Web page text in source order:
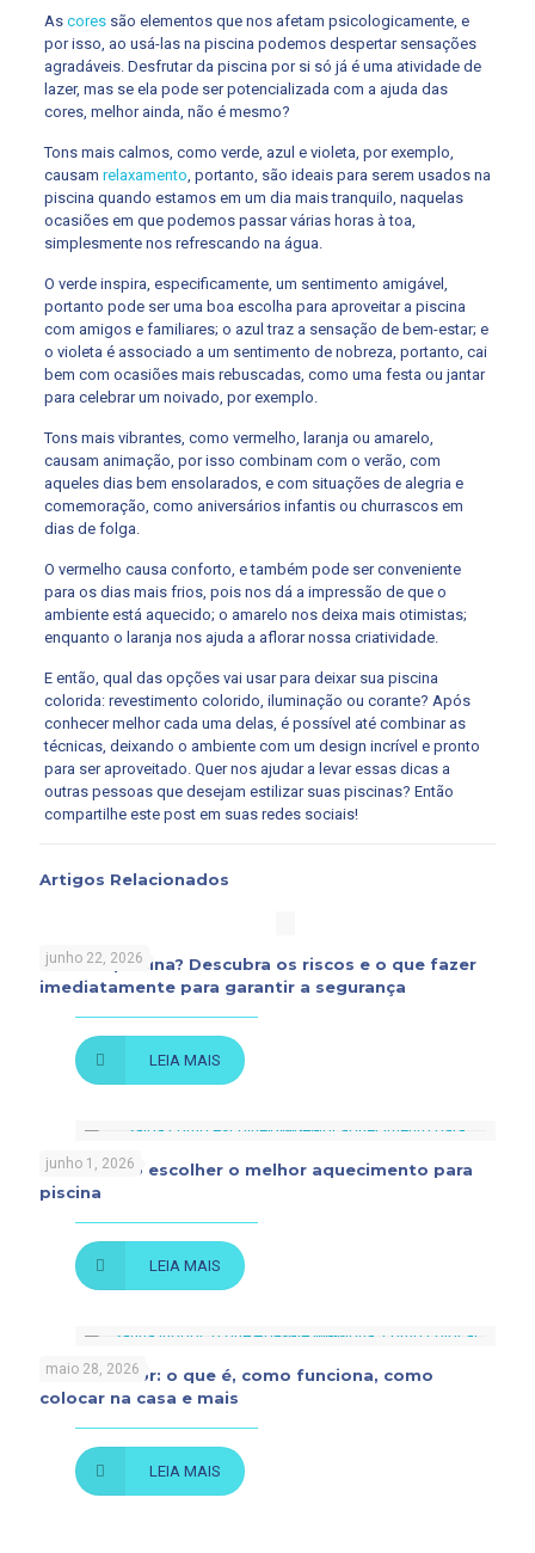
As coressão elementos que nos afetam psicologicamente, e
por isso, ao usá-las na piscina podemos despertar sensações
agradáveis. Desfrutar da piscina por si só já é uma atividade de
lazer, mas se ela pode ser potencializada com a ajuda das
cores, melhor ainda, não é mesmo?
Tons mais calmos, como verde, azul e violeta, por exemplo,
causam relaxamento, portanto, são ideais para serem usados na
piscina quando estamos em um dia mais tranquilo, naquelas
ocasiões em que podemos passar várias horas à toa,
simplesmente nos refrescando na água.
O verde inspira, especificamente, um sentimento amigável,
portanto pode ser uma boa escolha para aproveitar a piscina
com amigos e familiares; o azul traz a sensação de bem-estar; e
o violeta é associado a um sentimento de nobreza, portanto, cai
bem com ocasiões mais rebuscadas, como uma festa ou jantar
para celebrar um noivado, por exemplo.
Tons mais vibrantes, como vermelho, laranja ou amarelo,
causam animação, por isso combinam com o verão, com
aqueles dias bem ensolarados, e com situações de alegria e
comemoração, como aniversários infantis ou churrascos em
dias de folga.
O vermelho causa conforto, e também pode ser conveniente
para os dias mais frios, pois nos dá a impressão de que o
ambiente está aquecido; o amarelo nos deixa mais otimistas;
enquanto o laranja nos ajuda a aflorar nossa criatividade.
E então, qual das opções vai usar para deixar sua piscina
colorida: revestimento colorido, iluminação ou corante? Após
conhecer melhor cada uma delas, é possível até combinar as
técnicas, deixando o ambiente com um design incrível e pronto
para ser aproveitado. Quer nos ajudar a levar essas dicas a
outras pessoas que desejam estilizar suas piscinas? Então
compartilhe este post em suas redes sociais!
Artigos Relacionados
junho 22, 2026
Rato na piscina? Descubra os riscos e o que fazer
imediatamente para garantir a segurança
LEIA MAIS
junho 1, 2026
Saiba como escolher o melhor aquecimento para
piscina
LEIA MAIS
maio 28, 2026
Sauna indoor: o que é, como funciona, como
colocar na casa e mais
LEIA MAIS